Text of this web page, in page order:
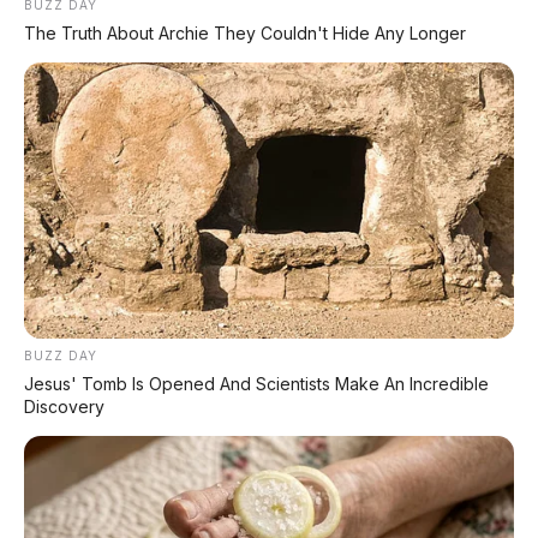
otomatis saat ada potensi tabrakan.
Front Departure Alert:Memberi
peringatan saat mobil depan sudah
jalan (cocok bagi yang sering
melamun di lampu merah).
Pedal Misoperation Control:
Mencegah mobil meloncat saat salah
injak pedal gas.
Lane Departure Warning:Menjaga
mobil tetap di lajur yang benar.
BUZZ DAY
The Truth About Archie They Couldn't Hide Any Longer
BUZZ DAY
Jesus' Tomb Is Opened And Scientists Make An Incredible
Discovery